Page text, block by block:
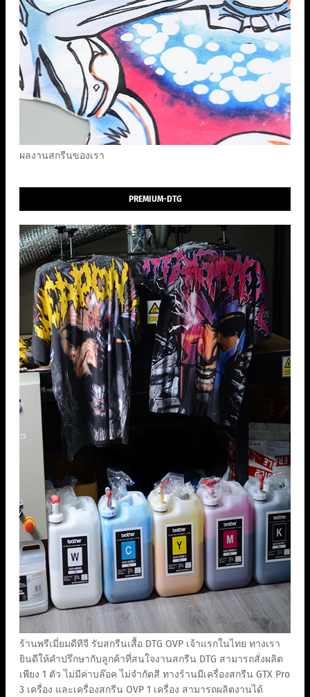
ผลงานสกรีนของเรา
PREMIUM-DTG
ร้านพรีเมี่ยมดีทีจี รับสกรีนเสื้อ DTG OVP เจ้าแรกในไทย ทางเรา
ยินดีให้คำปรึกษากับลูกค้าที่สนใจงานสกรีน DTG สามารถสั่งผลิต
เพียง 1 ตัว ไม่มีค่าบล๊อค ไม่จำกัดสี ทางร้านมีเครื่องสกรีน GTX Pro
3 เครื่อง และเครื่องสกรีน OVP 1 เครื่อง สามารถผลิตงานได้